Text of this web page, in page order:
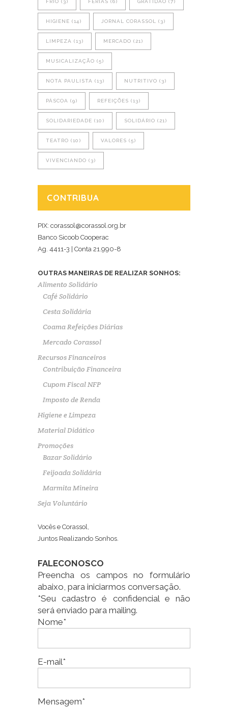
FRIO (3) FÉRIAS (6) GRATIDÃO (7)
HIGIENE (14) JORNAL CORASSOL (3)
LIMPEZA (13) MERCADO (21)
MUSICALIZAÇÃO (5)
NOTA PAULISTA (13) NUTRITIVO (3)
PÁSCOA (9) REFEIÇÕES (13)
SOLIDARIEDADE (10) SOLIDÁRIO (21)
TEATRO (10) VALORES (5)
VIVENCIANDO (3)
CONTRIBUA
PIX: corassol@corassol.org.br
Banco Sicoob Cooperac
Ag. 4411-3 | Conta 21.990-8
OUTRAS MANEIRAS DE REALIZAR SONHOS:
Alimento Solidário
Café Solidário
Cesta Solidária
Coama Refeições Diárias
Mercado Corassol
Recursos Financeiros
Contribuição Financeira
Cupom Fiscal NFP
Imposto de Renda
Higiene e Limpeza
Material Didático
Promoções
Bazar Solidário
Feijoada Solidária
Marmita Mineira
Seja Voluntário
Vocês e Corassol,
Juntos Realizando Sonhos.
FALECONOSCO
Preencha os campos no formulário
abaixo, para iniciarmos conversação.
*Seu cadastro é confidencial e não
será enviado para mailing.
Nome*
E-mail*
Mensagem*